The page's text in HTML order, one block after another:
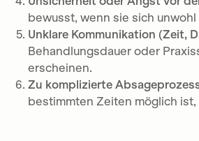
bewusst, wenn sie sich
Unklare Kommunikation (Zeit,
Behandlungsdauer oder
erscheinen.
Zu komplizierte
bestimmten Zeiten möglich